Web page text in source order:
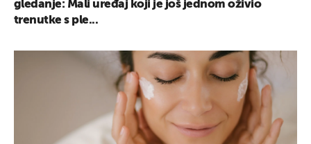
gledanje: Mali uređaj koji je još jednom oživio
trenutke s ple...